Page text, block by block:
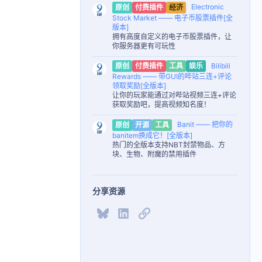
原创 付费插件 经济
Electronic
Stock Market —— 电子币股票插件[全
版本]
拥有高度自定义的电子币股票插件，让
你服务器更有可玩性
原创 付费插件 工具 娱乐
Bilibili
Rewards —— 带GUI的哔站三连+评论
领取奖励[全版本]
让你的玩家能通过对哔站视频三连+评论
获取奖励吧，提高视频知名度！
原创 开源 工具
Banit —— 把你的
banitem换成它！[全版本]
热门的全版本支持NBT封禁物品、方
块、生物、附魔的禁用插件
分享资源
Bluesky LinkedIn链接